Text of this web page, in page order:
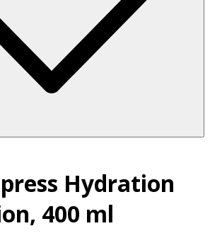
Hydration
400 ml